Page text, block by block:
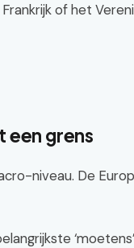
of het
een grens
niveau. De